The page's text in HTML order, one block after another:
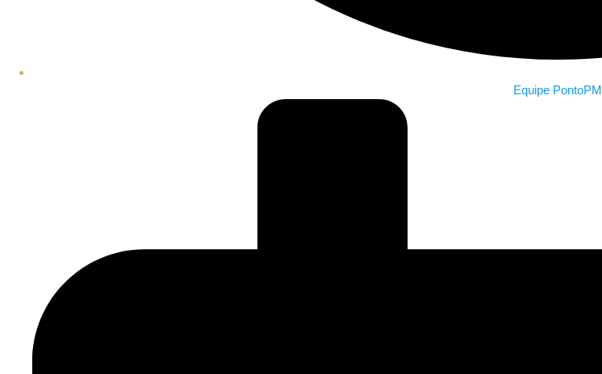
Equipe PontoPM